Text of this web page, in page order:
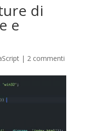
di
e
| 2 commenti